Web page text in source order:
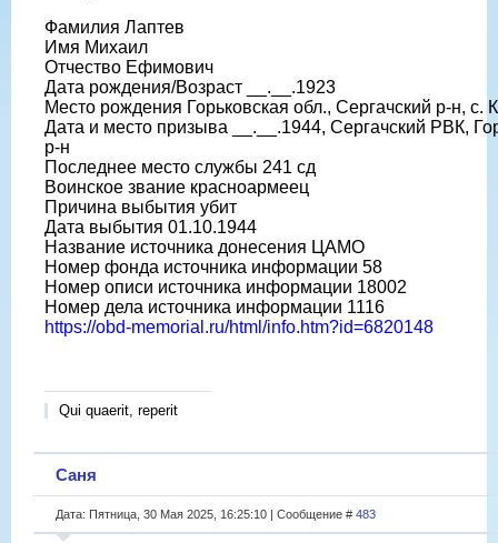
Фамилия Лаптев
Имя Михаил
Отчество Ефимович
Дата рождения/Возраст __.__.1923
Место рождения Горьковская обл., Сергачский р-н, с.
Дата и место призыва __.__.1944, Сергачский РВК,
р-н
Последнее место службы 241 сд
Воинское звание красноармеец
Причина выбытия убит
Дата выбытия 01.10.1944
Название источника донесения ЦАМО
Номер фонда источника информации 58
Номер описи источника информации 18002
Номер дела источника информации 1116
https://obd-memorial.ru/html/info.htm?id=6820148
Qui quaerit, reperit
Саня
Дата: Пятница, 30 Мая 2025, 16:25:10 | Сообщение # 483